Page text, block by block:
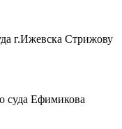
г.Ижевска Стрижову
суда Ефимикова